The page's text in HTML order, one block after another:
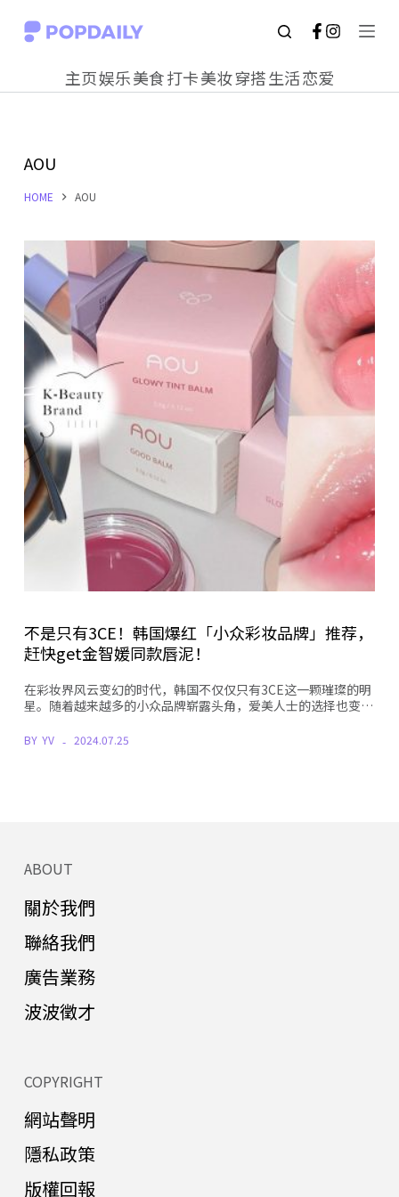
S
o
c
n
t
e
n
t
主页娱乐美食打卡美妆穿搭生活恋爱
AOU
HOME AOU
不是只有3CE！韩国爆红「小众彩妆品牌」推荐，
赶快get金智媛同款唇泥！
在彩妆界风云变幻的时代，韩国不仅仅只有3CE这一颗璀璨的明
星。随着越来越多的小众品牌崭露头角，爱美人士的选择也变…
BY YV 2024.07.25
ABOUT
關於我們
聯絡我們
廣告業務
波波徵才
COPYRIGHT
網站聲明
隱私政策
版權回報